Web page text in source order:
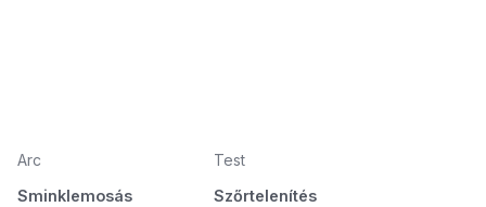
Arc
Sminklemosás
Test
Szőrtelenítés